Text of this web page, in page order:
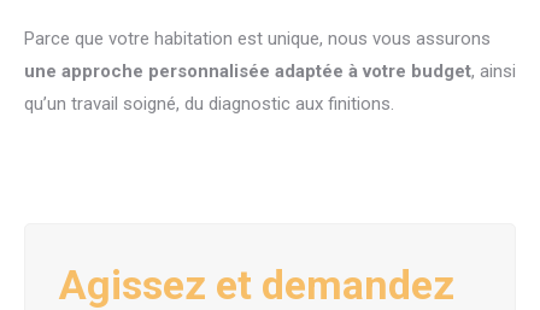
Parce que votre habitation est unique, nous vous assurons
une approche personnalisée adaptée à votre budget, ainsi
qu’un travail soigné, du diagnostic aux finitions.
Agissez et demandez